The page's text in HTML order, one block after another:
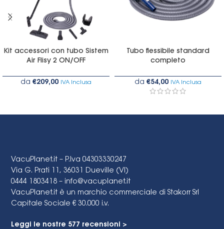
Kit accessori con tubo Sistem
Air Flisy 2 ON/OFF
da €209,00 IVA Inclusa
Tubo flessibile standard
completo
da €54,00 IVA Inclusa
VacuPlanet.it – P.Iva 04303330247
Via G. Prati 11, 36031 Dueville (VI)
0444 1803418 – info@vacuplanet.it
VacuPlanet.it è un marchio commerciale di Stakorr Srl
Capitale Sociale € 30.000 i.v.
Leggi le nostre 577 recensioni >